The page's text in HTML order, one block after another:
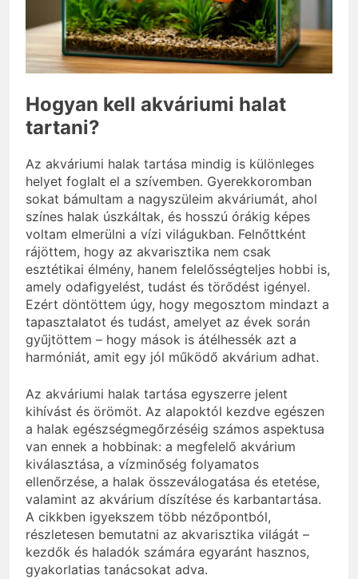
Mit hány fokon kell
mosni?
3 Nap Ezelőtt
Hogyan kell akváriumi halat
tartani?
Az akváriumi halak tartása mindig is különleges
helyet foglalt el a szívemben. Gyerekkoromban
sokat bámultam a nagyszüleim akváriumát, ahol
színes halak úszkáltak, és hosszú órákig képes
voltam elmerülni a vízi világukban. Felnőttként
rájöttem, hogy az akvarisztika nem csak
esztétikai élmény, hanem felelősségteljes hobbi is,
amely odafigyelést, tudást és törődést igényel.
Ezért döntöttem úgy, hogy megosztom mindazt a
tapasztalatot és tudást, amelyet az évek során
gyűjtöttem – hogy mások is átélhessék azt a
harmóniát, amit egy jól működő akvárium adhat.
Az akváriumi halak tartása egyszerre jelent
kihívást és örömöt. Az alapoktól kezdve egészen
a halak egészségmegőrzéséig számos aspektusa
van ennek a hobbinak: a megfelelő akvárium
kiválasztása, a vízminőség folyamatos
ellenőrzése, a halak összeválogatása és etetése,
valamint az akvárium díszítése és karbantartása.
A cikkben igyekszem több nézőpontból,
részletesen bemutatni az akvarisztika világát –
kezdők és haladók számára egyaránt hasznos,
gyakorlatias tanácsokat adva.